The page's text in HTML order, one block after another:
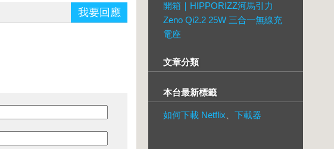
我要回應
開箱｜HIPPORIZZ河馬引力
Zeno Qi2.2 25W 三合一無線充
電座
文章分類
本台最新標籤
如何下載 Netflix 下載器